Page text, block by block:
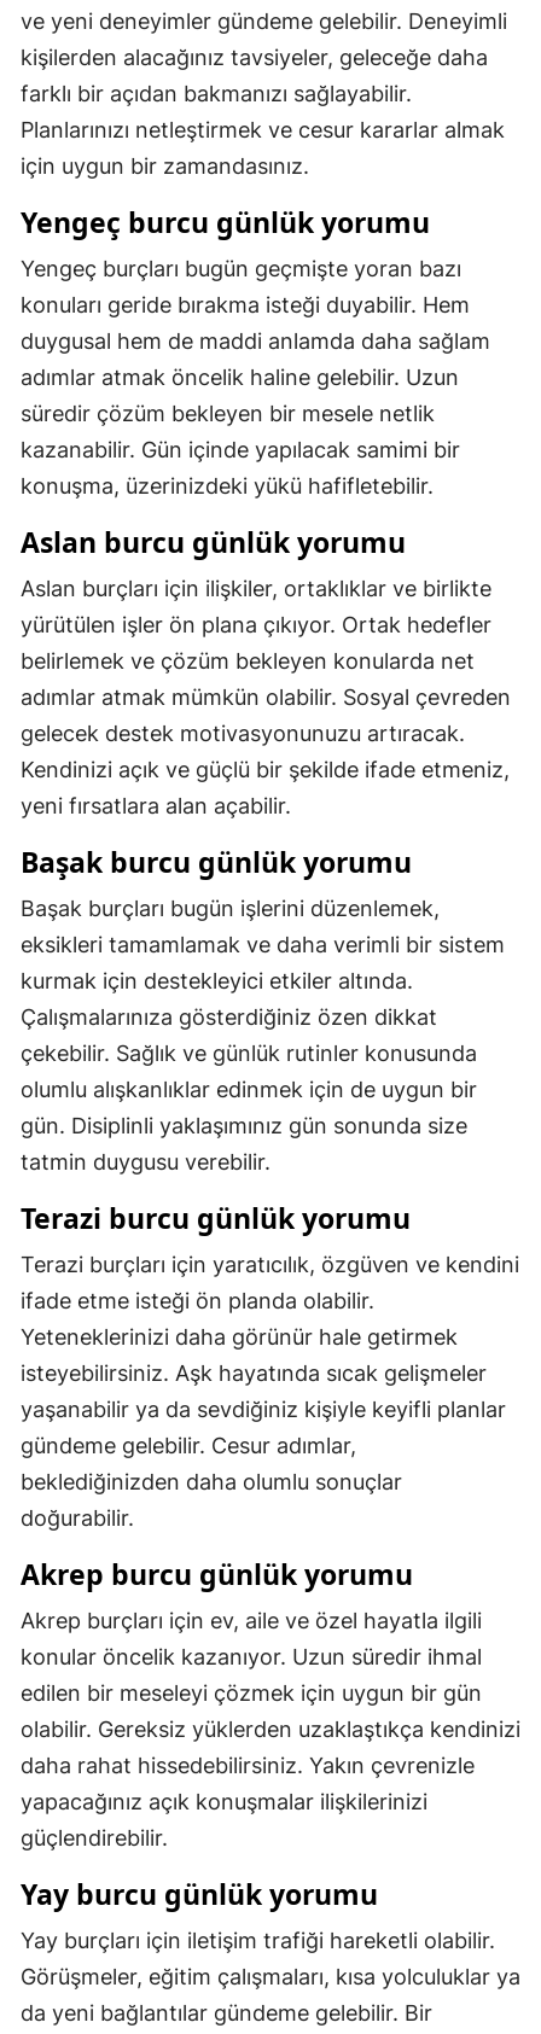
ve yeni deneyimler gündeme gelebilir. Deneyimli
kişilerden alacağınız tavsiyeler, geleceğe daha
farklı bir açıdan bakmanızı sağlayabilir.
Planlarınızı netleştirmek ve cesur kararlar almak
için uygun bir zamandasınız.
Yengeç burcu günlük yorumu
Yengeç burçları bugün geçmişte yoran bazı
konuları geride bırakma isteği duyabilir. Hem
duygusal hem de maddi anlamda daha sağlam
adımlar atmak öncelik haline gelebilir. Uzun
süredir çözüm bekleyen bir mesele netlik
kazanabilir. Gün içinde yapılacak samimi bir
konuşma, üzerinizdeki yükü hafifletebilir.
Aslan burcu günlük yorumu
Aslan burçları için ilişkiler, ortaklıklar ve birlikte
yürütülen işler ön plana çıkıyor. Ortak hedefler
belirlemek ve çözüm bekleyen konularda net
adımlar atmak mümkün olabilir. Sosyal çevreden
gelecek destek motivasyonunuzu artıracak.
Kendinizi açık ve güçlü bir şekilde ifade etmeniz,
yeni fırsatlara alan açabilir.
Başak burcu günlük yorumu
Başak burçları bugün işlerini düzenlemek,
eksikleri tamamlamak ve daha verimli bir sistem
kurmak için destekleyici etkiler altında.
Çalışmalarınıza gösterdiğiniz özen dikkat
çekebilir. Sağlık ve günlük rutinler konusunda
olumlu alışkanlıklar edinmek için de uygun bir
gün. Disiplinli yaklaşımınız gün sonunda size
tatmin duygusu verebilir.
Terazi burcu günlük yorumu
Terazi burçları için yaratıcılık, özgüven ve kendini
ifade etme isteği ön planda olabilir.
Yeteneklerinizi daha görünür hale getirmek
isteyebilirsiniz. Aşk hayatında sıcak gelişmeler
yaşanabilir ya da sevdiğiniz kişiyle keyifli planlar
gündeme gelebilir. Cesur adımlar,
beklediğinizden daha olumlu sonuçlar
doğurabilir.
Akrep burcu günlük yorumu
Akrep burçları için ev, aile ve özel hayatla ilgili
konular öncelik kazanıyor. Uzun süredir ihmal
edilen bir meseleyi çözmek için uygun bir gün
olabilir. Gereksiz yüklerden uzaklaştıkça kendinizi
daha rahat hissedebilirsiniz. Yakın çevrenizle
yapacağınız açık konuşmalar ilişkilerinizi
güçlendirebilir.
Yay burcu günlük yorumu
Yay burçları için iletişim trafiği hareketli olabilir.
Görüşmeler, eğitim çalışmaları, kısa yolculuklar ya
da yeni bağlantılar gündeme gelebilir. Bir